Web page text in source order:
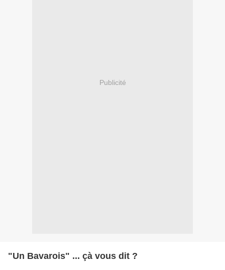
Publicité
"Un Bavarois" ... çà vous dit ?